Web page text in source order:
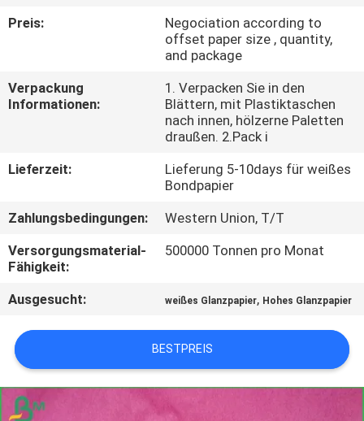
MIT
NEUIGKEITEN
DATENSCHUTZRICHTLINIE
Preis:
Negociation according to
offset paper size , quantity,
and package
Verpackung
Informationen:
1. Verpacken Sie in den
Blättern, mit Plastiktaschen
nach innen, hölzerne Paletten
draußen. 2.Pack i
Lieferzeit:
Lieferung 5-10days für weißes
Bondpapier
Zahlungsbedingungen:
Western Union, T/T
Versorgungsmaterial-
Fähigkeit:
500000 Tonnen pro Monat
Ausgesucht: weißes Glanzpapier, Hohes Glanzpapier
BESTPREIS